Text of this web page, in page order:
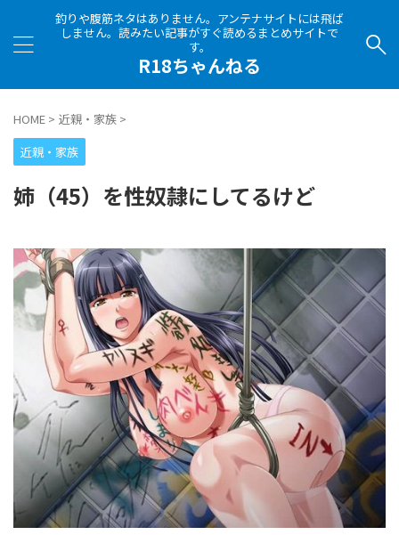
釣りや腹筋ネタはありません。アンテナサイトには飛ば
しません。読みたい記事がすぐ読めるまとめサイトで
す。
R18ちゃんねる
HOME > 近親・家族 >
近親・家族
姉（45）を性奴隷にしてるけど